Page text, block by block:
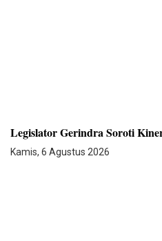
Legislator Gerindra Soroti
Kamis, 6 Agustus 2026